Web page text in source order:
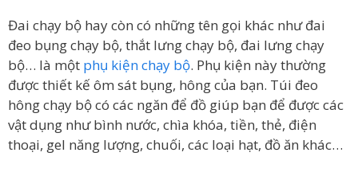
Đai chạy bộ hay còn có những tên gọi khác như đai
đeo bụng chạy bộ, thắt lưng chạy bộ, đai lưng chạy
bộ… là một phụ kiện chạy bộ. Phụ kiện này thường
được thiết kế ôm sát bụng, hông của bạn. Túi đeo
hông chạy bộ có các ngăn để đồ giúp bạn để được các
vật dụng như bình nước, chìa khóa, tiền, thẻ, điện
thoại, gel năng lượng, chuối, các loại hạt, đồ ăn khác…